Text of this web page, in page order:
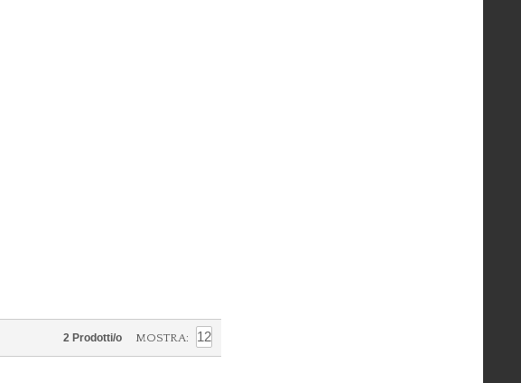
2 Prodotti/o MOSTRA